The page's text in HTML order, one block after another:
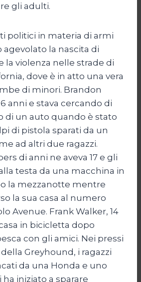
gli adulti.
politici in materia di armi
la nascita di
la violenza nelle strade di
dove è in atto una vera
di minori. Brandon
anni e stava cercando di
di un auto quando è stato
di pistola sparati da un
ad altri due ragazzi.
di anni ne aveva 17 e gli
testa da una macchina in
la mezzanotte mentre
la sua casa al numero
Avenue. Frank Walker, 14
in bicicletta dopo
con gli amici. Nei pressi
Greyhound, i ragazzi
da una Honda e uno
iniziato a sparare